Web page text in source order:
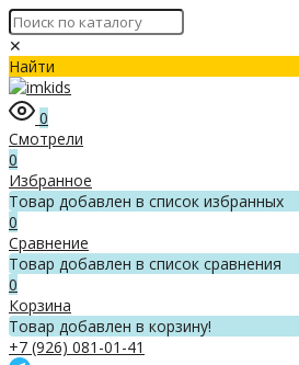
✕
Найти
0
Смотрели
0
Избранное
Товар добавлен в список избранных
0
Сравнение
Товар добавлен в список сравнения
0
Корзина
Товар добавлен в корзину!
+7 (926) 081-01-41